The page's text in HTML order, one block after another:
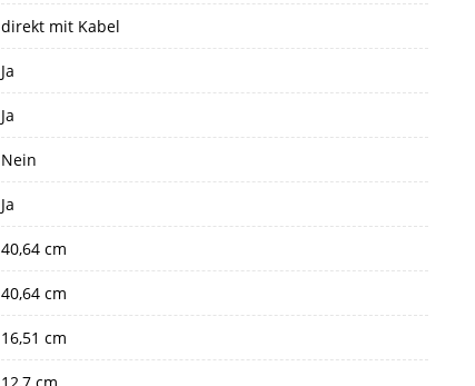
direkt mit Kabel
Ja
Ja
Nein
Ja
40,64 cm
40,64 cm
16,51 cm